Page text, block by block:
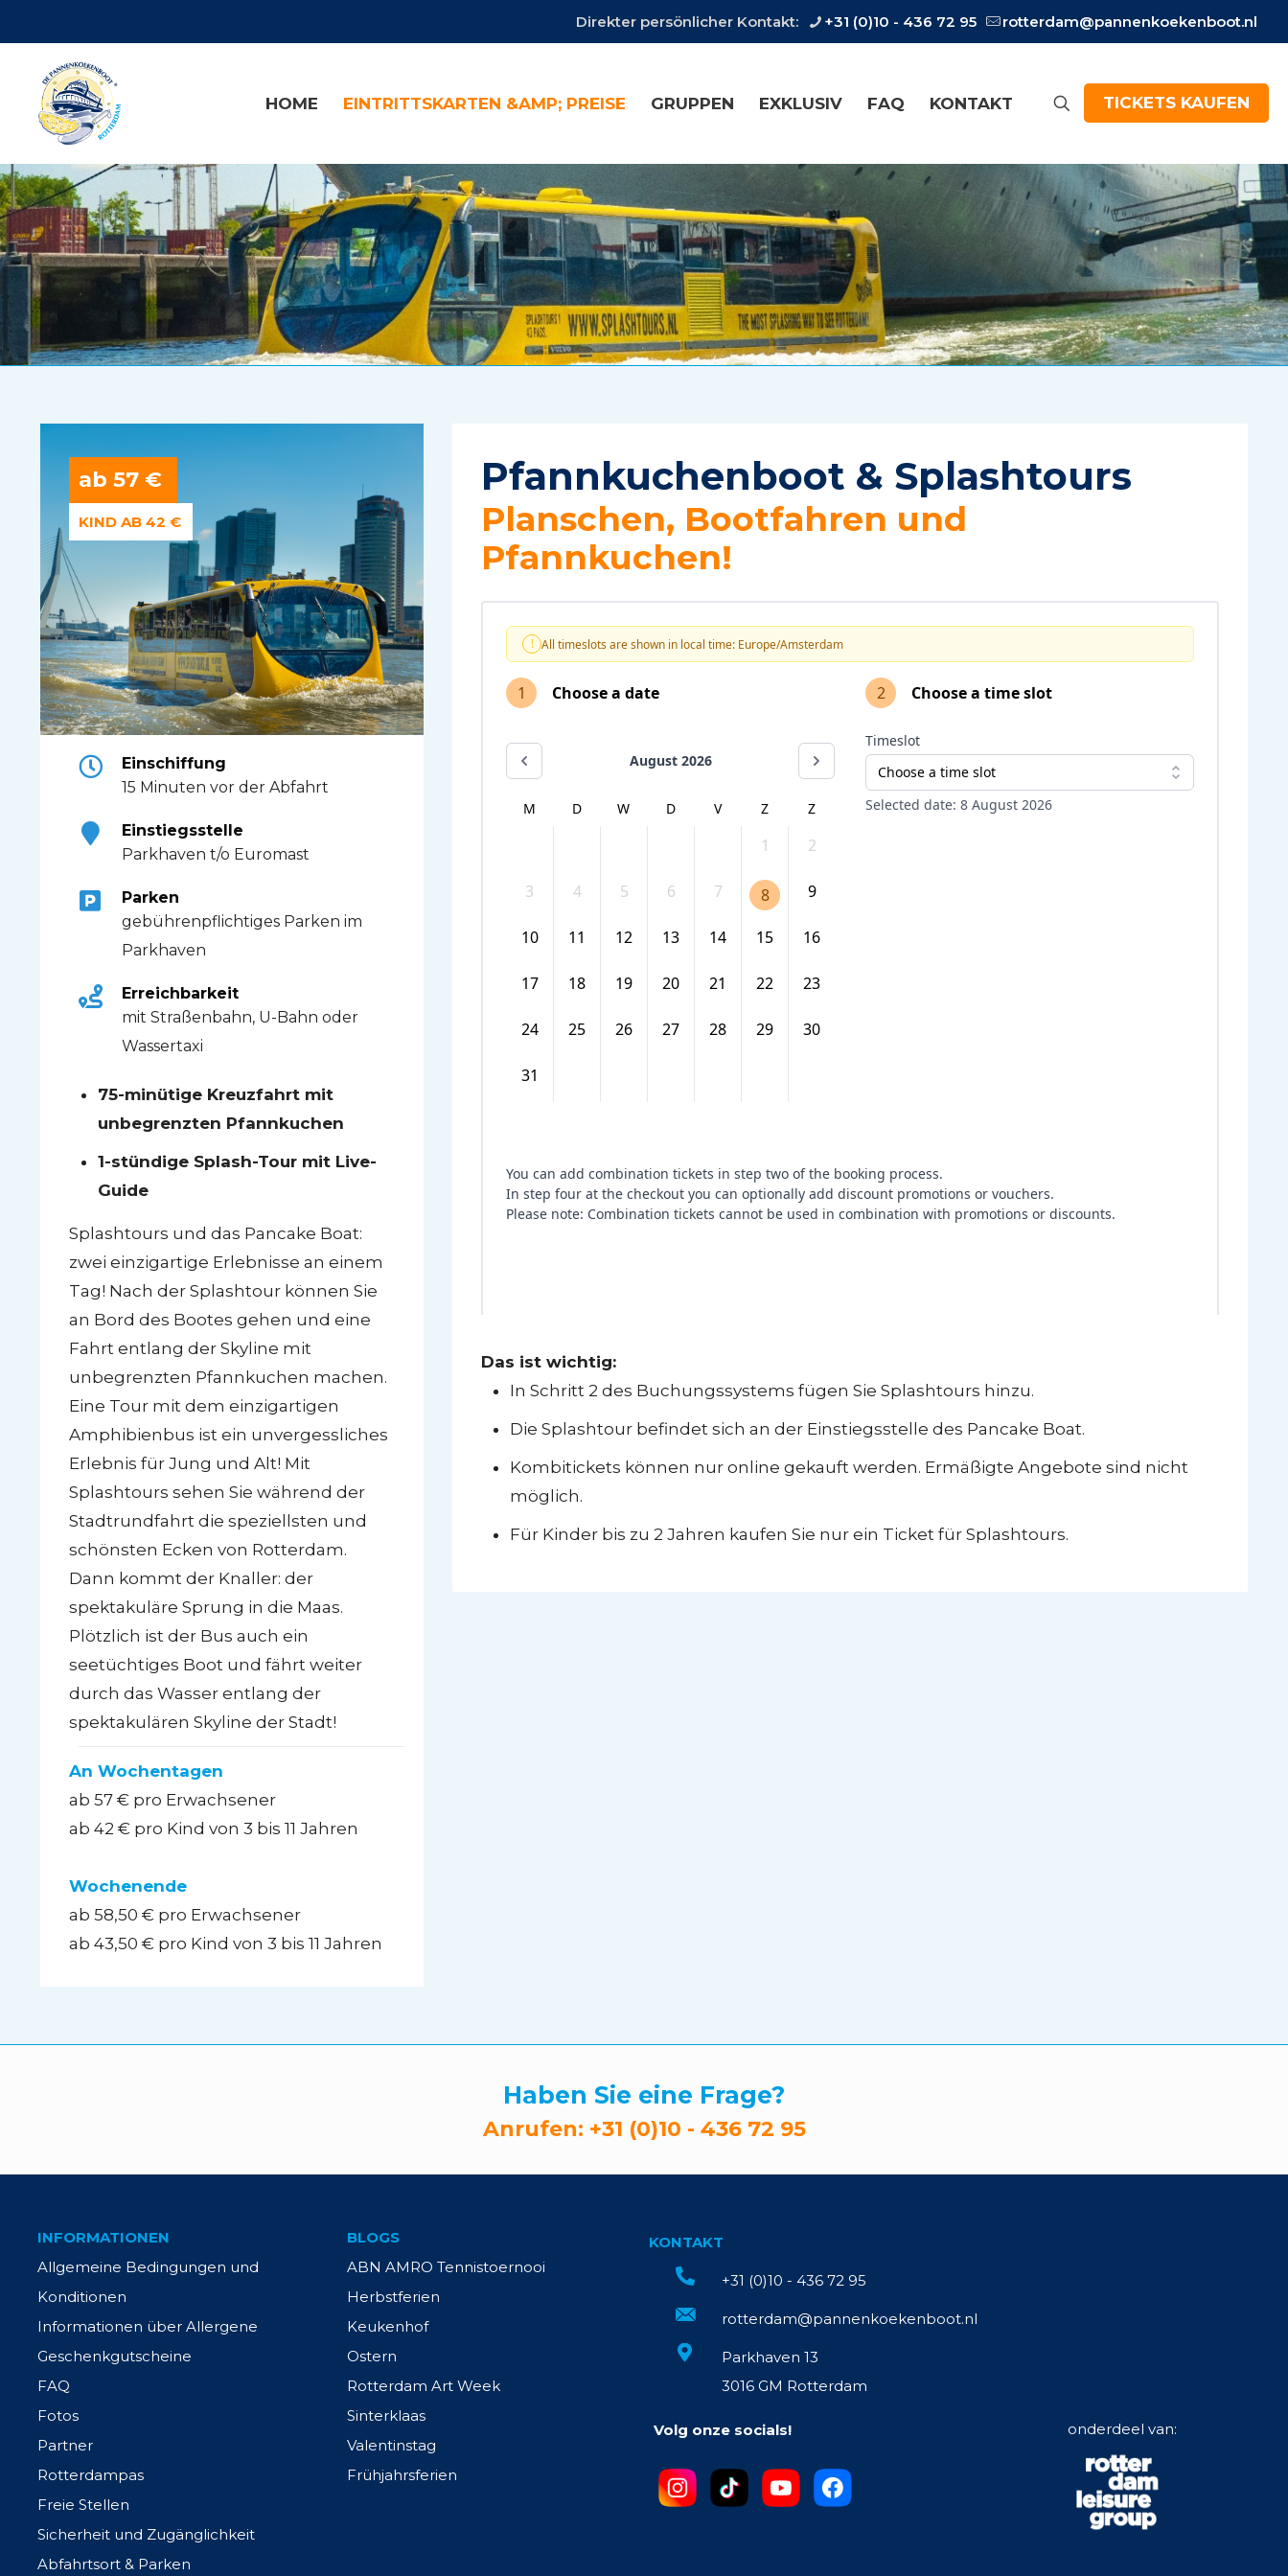
Direkter persönlicher Kontakt: +31 (0)10 - 436 72 95 rotterdam@pannenkoekenboot.nl
HOME EINTRITTSKARTEN &AMP; PREISE GRUPPEN EXKLUSIV FAQ KONTAKT TICKETS KAUFEN
ab 57 €
KIND AB 42 €
Einschiffung
15 Minuten vor der Abfahrt
Einstiegsstelle
Parkhaven t/o Euromast
Parken
gebührenpflichtiges Parken im
Parkhaven
Erreichbarkeit
mit Straßenbahn, U-Bahn oder
Wassertaxi
75-minütige Kreuzfahrt mit
unbegrenzten Pfannkuchen
1-stündige Splash-Tour mit Live-
Guide
Splashtours und das Pancake Boat:
zwei einzigartige Erlebnisse an einem
Tag! Nach der Splashtour können Sie
an Bord des Bootes gehen und eine
Fahrt entlang der Skyline mit
unbegrenzten Pfannkuchen machen.
Eine Tour mit dem einzigartigen
Amphibienbus ist ein unvergessliches
Erlebnis für Jung und Alt! Mit
Splashtours sehen Sie während der
Stadtrundfahrt die speziellsten und
schönsten Ecken von Rotterdam.
Dann kommt der Knaller: der
spektakuläre Sprung in die Maas.
Plötzlich ist der Bus auch ein
seetüchtiges Boot und fährt weiter
durch das Wasser entlang der
spektakulären Skyline der Stadt!
An Wochentagen
ab 57 € pro Erwachsener
ab 42 € pro Kind von 3 bis 11 Jahren
Wochenende
ab 58,50 € pro Erwachsener
ab 43,50 € pro Kind von 3 bis 11 Jahren
Pfannkuchenboot & Splashtours
Planschen, Bootfahren und
Pfannkuchen!
Das ist wichtig:
In Schritt 2 des Buchungssystems fügen Sie Splashtours hinzu.
Die Splashtour befindet sich an der Einstiegsstelle des Pancake Boat.
Kombitickets können nur online gekauft werden. Ermäßigte Angebote sind nicht
möglich.
Für Kinder bis zu 2 Jahren kaufen Sie nur ein Ticket für Splashtours.
Haben Sie eine Frage?
Anrufen: +31 (0)10 - 436 72 95
INFORMATIONEN
Allgemeine Bedingungen und
Konditionen
Informationen über Allergene
Geschenkgutscheine
FAQ
Fotos
Partner
Rotterdampas
Freie Stellen
Sicherheit und Zugänglichkeit
Abfahrtsort & Parken
BLOGS
ABN AMRO Tennistoernooi
Herbstferien
Keukenhof
Ostern
Rotterdam Art Week
Sinterklaas
Valentinstag
Frühjahrsferien
KONTAKT
+31 (0)10 - 436 72 95
rotterdam@pannenkoekenboot.nl
Parkhaven 13
3016 GM Rotterdam
Volg onze socials! onderdeel van: